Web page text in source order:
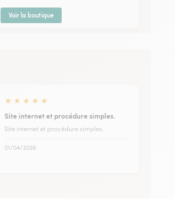
Voir la boutique
★ ★ ★ ★ ★
Site internet et procédure simples.
Site internet et procédure simples.
01/04/2026